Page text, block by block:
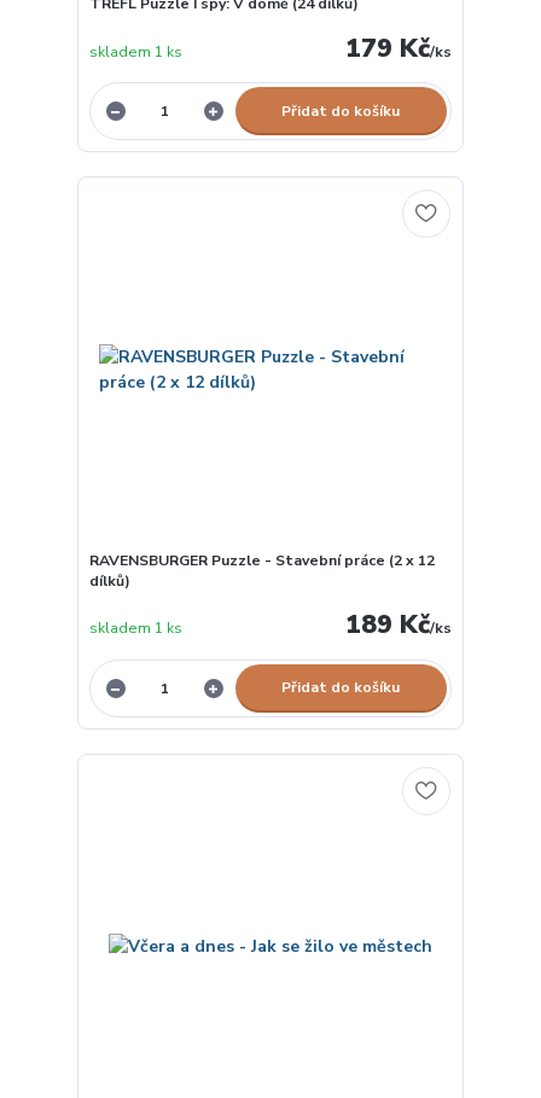
TREFL Puzzle I spy: V domě (24 dílků)
179 Kč/ks
skladem 1 ks
Přidat do košíku
RAVENSBURGER Puzzle - Stavební práce (2 x 12
dílků)
189 Kč/ks
skladem 1 ks
Přidat do košíku